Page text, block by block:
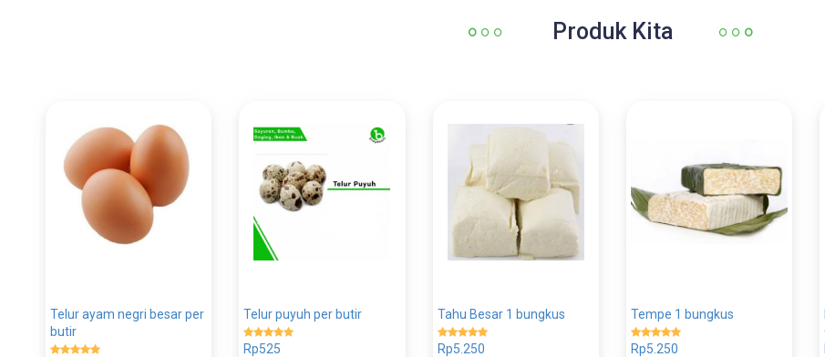
Produk Kita
Telur ayam negri besar per
butir
Telur puyuh per butir
Rp525
Tahu Besar 1 bungkus
Rp5.250
Tempe 1 bungkus
Rp5.250